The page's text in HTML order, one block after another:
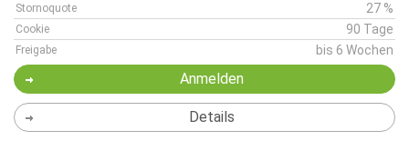
Stornoquote 27 %
Cookie 90 Tage
Freigabe bis 6 Wochen
Anmelden
Details